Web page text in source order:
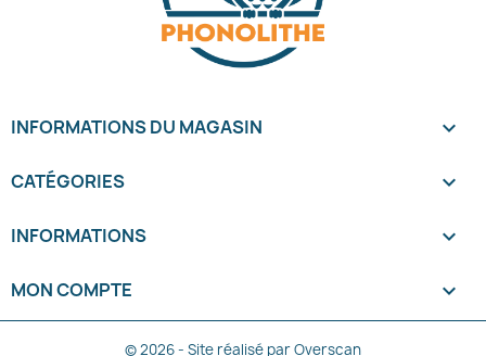
INFORMATIONS DU MAGASIN keyboard_arrow_down
CATÉGORIES 
INFORMATIONS 
MON COMPTE 
© 2026 - Site réalisé par Overscan